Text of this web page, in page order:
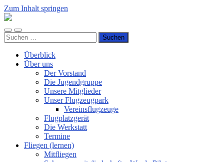
Zum Inhalt springen
Luftsportverein
e.V.
Mobile-
Menü
Suchfeld
ein-/ausblenden
Suchen
nach:
Überblick
Über uns
Der Vorstand
Die Jugendgruppe
Unsere Mitglieder
Unser Flugzeugpark
Vereinsflugzeuge
Flugplatzgerät
Die Werkstatt
Termine
Fliegen (lernen)
Mitfliegen